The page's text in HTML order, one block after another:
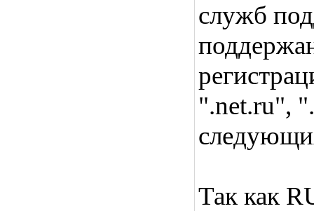
служб
".net.ru",
Так как